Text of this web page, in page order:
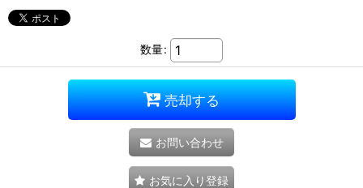
数量:
売却する
お問い合わせ
お気に入り登録